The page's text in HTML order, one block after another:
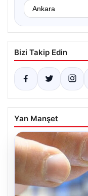
Bizi Takip Edin
Yan Manşet